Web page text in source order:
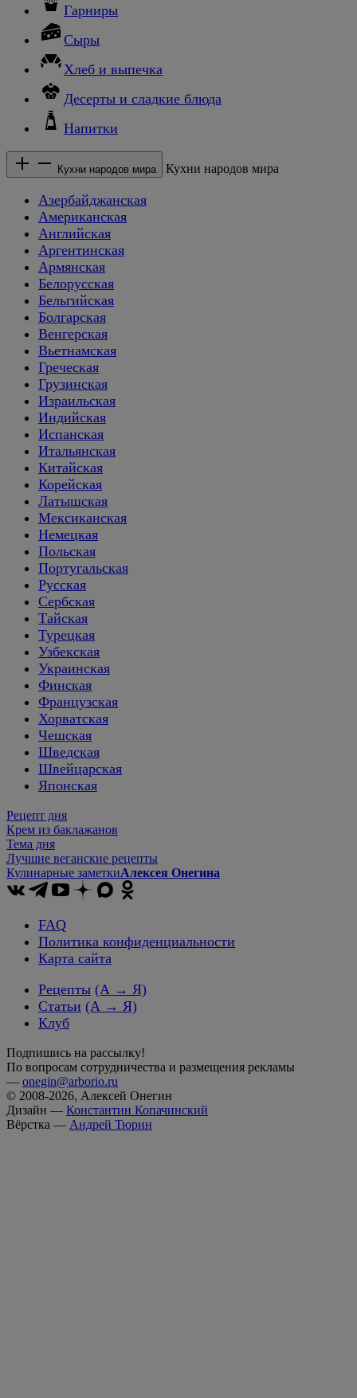
Гарниры
Сыры
Хлеб и выпечка
Десерты и сладкие блюда
Напитки
Кухни народов мира Кухни народов мира
Азербайджанская
Американская
Английская
Аргентинская
Армянская
Белорусская
Бельгийская
Болгарская
Венгерская
Вьетнамская
Греческая
Грузинская
Израильская
Индийская
Испанская
Итальянская
Китайская
Корейская
Латышская
Мексиканская
Немецкая
Польская
Португальская
Русская
Сербская
Тайская
Турецкая
Узбекская
Украинская
Финская
Французская
Хорватская
Чешская
Шведская
Швейцарская
Японская
Рецепт дня
Крем из баклажанов
Тема дня
Лучшие веганские рецепты
Кулинарные заметкиАлексея Онегина
FAQ
Политика конфиденциальности
Карта сайта
Рецепты (А → Я)
Статьи (А → Я)
Клуб
Подпишись на рассылку!
По вопросам сотрудничества и размещения рекламы
— onegin@arborio.ru
© 2008-2026, Алексей Онегин
Дизайн — Константин Копачинский
Вёрстка — Андрей Тюрин